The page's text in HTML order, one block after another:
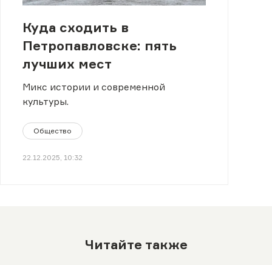
Куда сходить в
Петропавловске: пять
лучших мест
Микс истории и современной
культуры.
Общество
22.12.2025, 10:32
Читайте также